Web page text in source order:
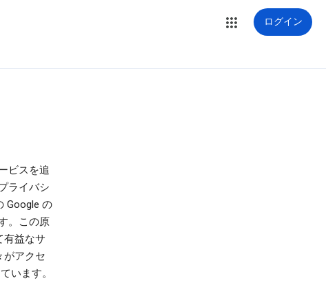
ログイン
ビスを追
ライバシ
Google の
。この原
有益なサ
がアクセ
います。